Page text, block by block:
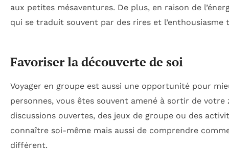
aux petites mésaventures. De plus, en raison de
qui se traduit souvent par des rires et l’enthousiasme
Favoriser la découverte de soi
Voyager en groupe est aussi une opportunité pour
personnes, vous êtes souvent amené à sortir de
discussions ouvertes, des jeux de groupe ou des
connaître soi-même mais aussi de comprendre
différent.